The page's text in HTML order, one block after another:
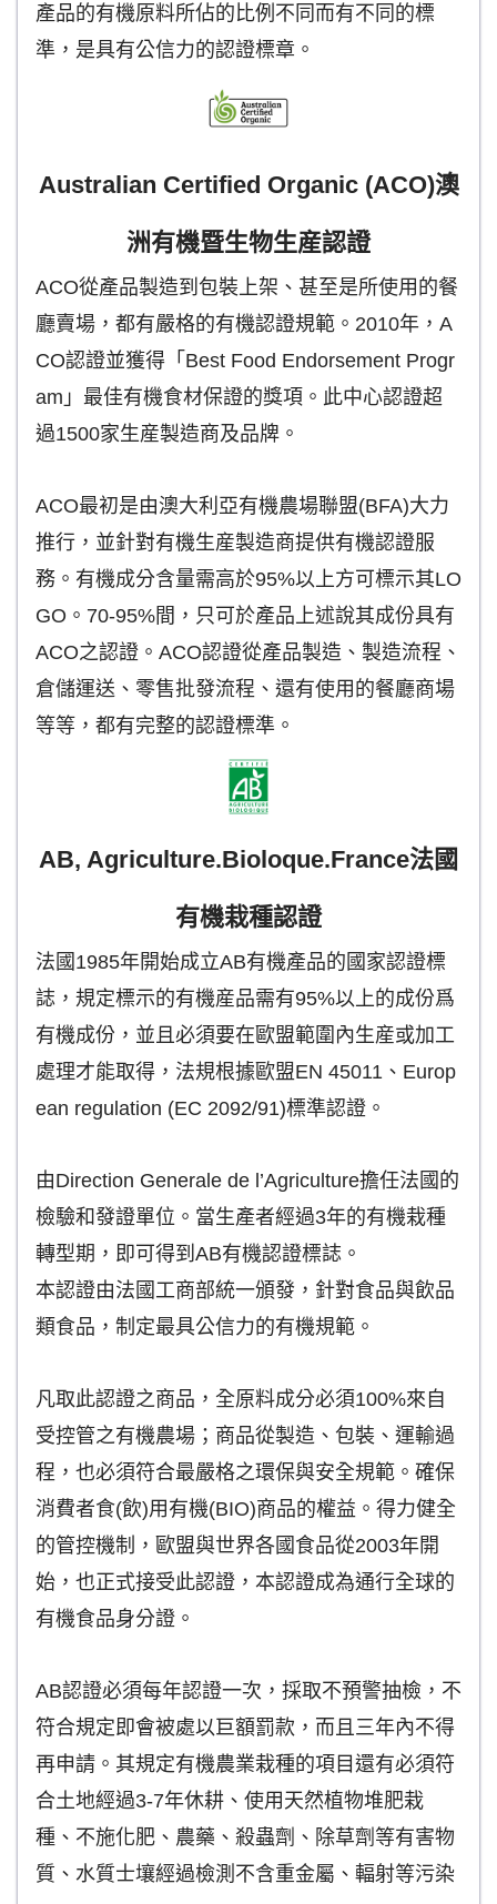
產品的有機原料所佔的比例不同而有不同的標
準，是具有公信力的認證標章。
Australian Certified Organic (ACO)澳
洲有機暨生物生産認證
ACO從產品製造到包裝上架、甚至是所使用的餐
廳賣場，都有嚴格的有機認證規範。2010年，A
CO認證並獲得「Best Food Endorsement Progr
am」最佳有機食材保證的獎項。此中心認證超
過1500家生産製造商及品牌。
ACO最初是由澳大利亞有機農場聯盟(BFA)大力
推行，並針對有機生産製造商提供有機認證服
務。有機成分含量需高於95%以上方可標示其LO
GO。70-95%間，只可於產品上述說其成份具有
ACO之認證。ACO認證從產品製造、製造流程、
倉儲運送、零售批發流程、還有使用的餐廳商場
等等，都有完整的認證標準。
AB, Agriculture.Bioloque.France法國
有機栽種認證
法國1985年開始成立AB有機產品的國家認證標
誌，規定標示的有機産品需有95%以上的成份爲
有機成份，並且必須要在歐盟範圍內生産或加工
處理才能取得，法規根據歐盟EN 45011、Europ
ean regulation (EC 2092/91)標準認證。
由Direction Generale de l’Agriculture擔任法國的
檢驗和發證單位。當生產者經過3年的有機栽種
轉型期，即可得到AB有機認證標誌。
本認證由法國工商部統一頒發，針對食品與飲品
類食品，制定最具公信力的有機規範。
凡取此認證之商品，全原料成分必須100%來自
受控管之有機農場；商品從製造、包裝、運輸過
程，也必須符合最嚴格之環保與安全規範。確保
消費者食(飲)用有機(BIO)商品的權益。得力健全
的管控機制，歐盟與世界各國食品從2003年開
始，也正式接受此認證，本認證成為通行全球的
有機食品身分證。
AB認證必須每年認證一次，採取不預警抽檢，不
符合規定即會被處以巨額罰款，而且三年內不得
再申請。其規定有機農業栽種的項目還有必須符
合土地經過3-7年休耕、使用天然植物堆肥栽
種、不施化肥、農藥、殺蟲劑、除草劑等有害物
質、水質士壤經過檢測不含重金屬、輻射等污染